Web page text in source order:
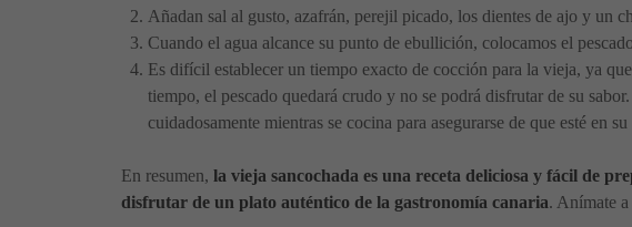
Añadan sal al gusto, azafrán, perejil picado, los dientes de ajo y un
Cuando el agua alcance su punto de ebullición, colocamos el
Es difícil establecer un tiempo exacto de cocción para la vieja, ya
tiempo, el pescado quedará crudo y no se podrá disfrutar de su
cuidadosamente mientras se cocina para asegurarse de que esté en
En resumen, la vieja sancochada es una receta deliciosa y fácil de
disfrutar de un plato auténtico de la gastronomía canaria. Anímate